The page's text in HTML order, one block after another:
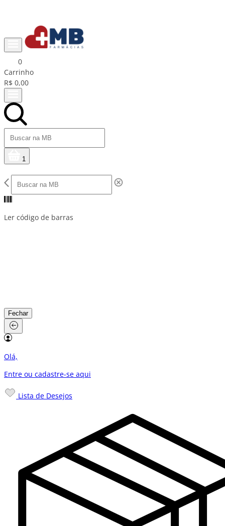
0
Carrinho
R$ 0,00
1
Ler código de barras
Fechar
Olá,
Entre ou cadastre-se aqui
Lista de Desejos